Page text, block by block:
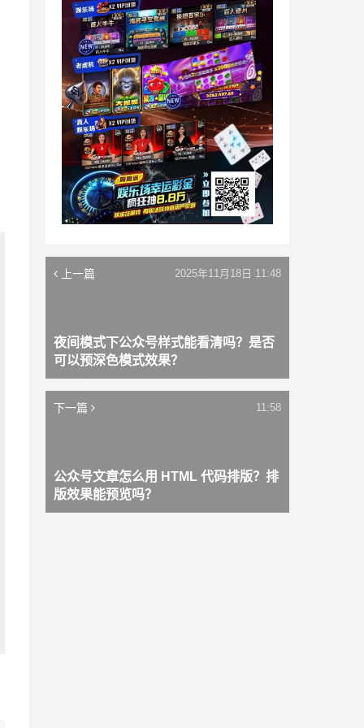
上一篇
夜间模式下公众号样式能看清吗？是否
可以预深色模式效果？
2025年11月18日 11:48
下一篇
公众号文章怎么用 HTML 代码排版？排
版效果能预览吗？
11:58